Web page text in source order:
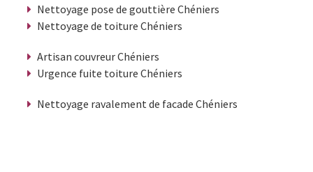
Nettoyage pose de gouttière Chéniers
Nettoyage de toiture Chéniers
Artisan couvreur Chéniers
Urgence fuite toiture Chéniers
Nettoyage ravalement de facade Chéniers